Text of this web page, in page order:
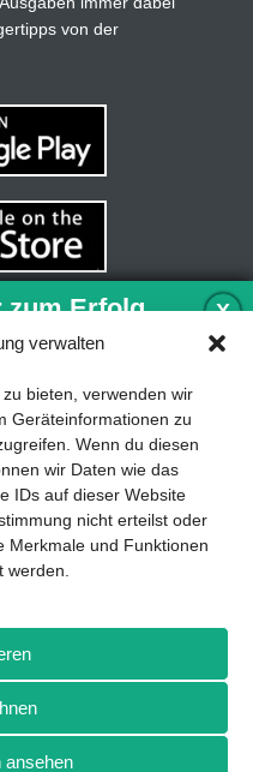
verwalten
bieten, verwenden wir
Geräteinformationen zu
Wenn du diesen
wir Daten wie das
IDs auf dieser Website
nicht erteilst oder
Merkmale und Funktionen
werden.
ansehen
von der
Drones+
Magazin-
& Marquardt Medien
X
zum Erfolg
Geschäftsmodells sind für
unverzichtbar. Das
Canvas hilft, sich dabei
zu konzentrieren
zu behalten, worauf es
unseren kostenlosen
Produkt zum Business: